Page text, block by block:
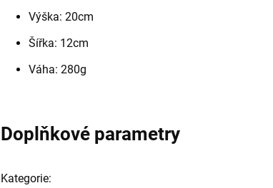
Výška: 20cm
Šířka: 12cm
Váha: 280g
Doplňkové parametry
Kategorie: